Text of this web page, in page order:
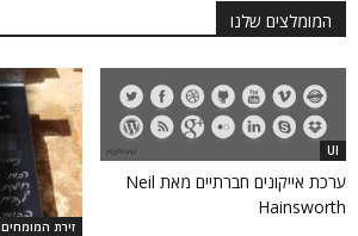
המומלצים שלנו
UI
ערכת אייקונים חברתיים מאת Neil
Hainsworth
זירת המומחים